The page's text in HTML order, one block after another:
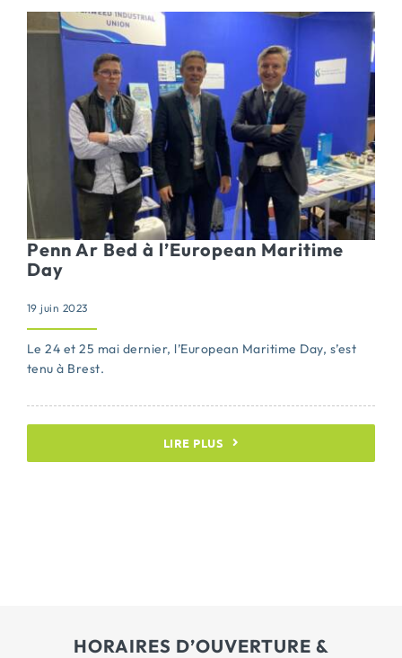
Penn Ar Bed à l’European Maritime
Day
19 juin 2023
Le 24 et 25 mai dernier, l’European Maritime Day, s’est
tenu à Brest.
LIRE PLUS
HORAIRES D’OUVERTURE &